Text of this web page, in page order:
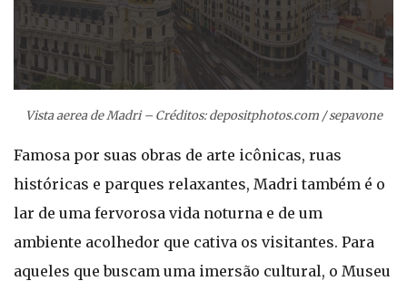
Vista aerea de Madri – Créditos: depositphotos.com / sepavone
Famosa por suas obras de arte icônicas, ruas
históricas e parques relaxantes, Madri também é o
lar de uma fervorosa vida noturna e de um
ambiente acolhedor que cativa os visitantes. Para
aqueles que buscam uma imersão cultural, o Museu